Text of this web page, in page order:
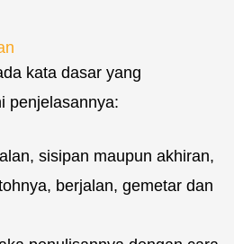
kata dasar yang
penjelasannya:
sisipan maupun akhiran,
berjalan, gemetar dan